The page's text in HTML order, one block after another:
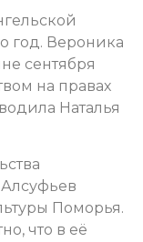
год. Вероника
сентября
на правах
Наталья
Поморья.
что в её